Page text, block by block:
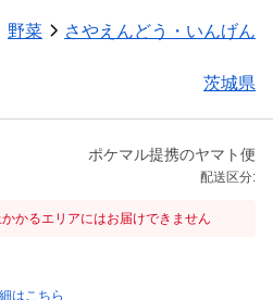
野菜 さやえんどう・いんげん
茨城県
ポケマル提携のヤマト便
配送区分:
かるエリアにはお届けできません
はこちら